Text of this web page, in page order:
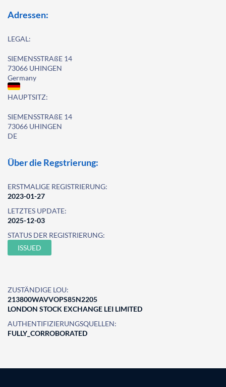
Adressen:
LEGAL:
SIEMENSSTRAßE 14
73066 UHINGEN
Germany
HAUPTSITZ:
SIEMENSSTRAßE 14
73066 UHINGEN
DE
Über die Regstrierung:
ERSTMALIGE REGISTRIERUNG:
2023-01-27
LETZTES UPDATE:
2025-12-03
STATUS DER REGISTRIERUNG:
ISSUED
ZUSTÄNDIGE LOU:
213800WAVVOPS85N2205
LONDON STOCK EXCHANGE LEI LIMITED
AUTHENTIFIZIERUNGSQUELLEN:
FULLY_CORROBORATED